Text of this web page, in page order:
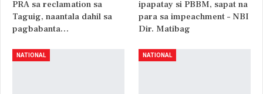
PRA sa reclamation sa
Taguig, naantala dahil sa
pagbabanta…
ipapatay si PBBM, sapat na
para sa impeachment – NBI
Dir. Matibag
NATIONAL NATIONAL